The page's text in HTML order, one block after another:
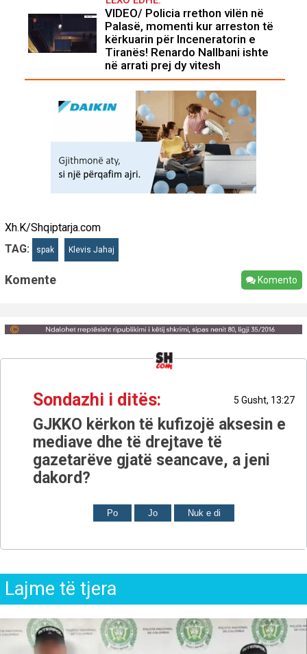
VIDEO/ Policia rrethon vilën në
Palasë, momenti kur arreston të
kërkuarin për Inceneratorin e
Tiranës! Renardo Nallbani ishte
në arrati prej dy vitesh
Xh.K/Shqiptarja.com
TAG:
spak Klevis Jahaj
Komente Komento
Sondazhi i ditës: 5 Gusht, 13:27
GJKKO kërkon të kufizojë aksesin e
mediave dhe të drejtave të
gazetarëve gjatë seancave, a jeni
dakord?
Po Jo Nuk e di
Lajme të tjera